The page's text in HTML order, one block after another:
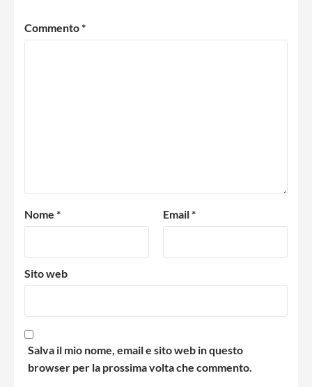
Commento*
Nome * Email*
Sito web
Salva il mio nome, email e sito web in questo
browser per la prossima volta che commento.